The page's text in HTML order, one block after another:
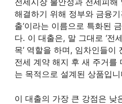
전세시장 불안정과 전세피해
해결하기 위해 정부와 금융기
출’이라는 이름으로 특화된
다. 이 대출은, 말 그대로 ‘전
목’ 역할을 하며, 임차인들이
전세 계약 해지 후 새 주거를
는 목적으로 설계된 상품입니
이 대출의 가장 큰 강점은 낮